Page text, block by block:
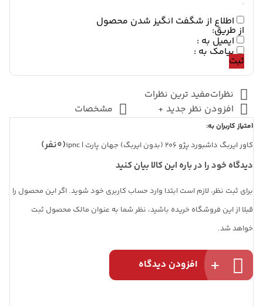
quantity
اطلاع از شگفت انگیز شدن محصول
از طریق:
ایمیل به :
پیامک به :
ثبت
نظراتمفید ترین نظرات
افزودن نظر جدید +
مشخصات
امتیاز کاربران به:
کاور ایربگ داشبورد پژو 206 (بدون ایربگ) جهان پارت | ipnc (0نفر)
دیدگاه خود را در باره این کالا بیان کنید
برای ثبت نظر، لازم است ابتدا وارد حساب کاربری خود شوید. اگر این محصول را
قبلا از این فروشگاه خریده باشید، نظر شما به عنوان مالک محصول ثبت
خواهد شد.
افزودن دیدگاه